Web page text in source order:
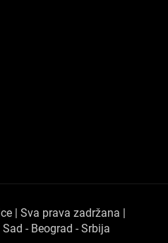
| Sva prava zadržana |
- Beograd - Srbija